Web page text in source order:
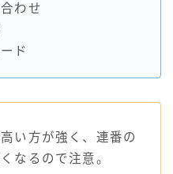
わせ
ド
い方が強く、連番の
なるので注意。